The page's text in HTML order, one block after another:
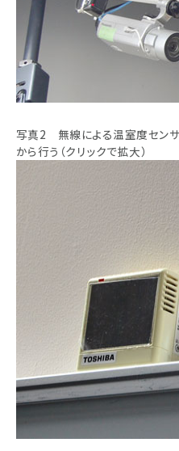
写真2 無線による温室度セン
から行う（クリックで拡大）